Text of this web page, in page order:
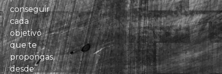
conseguir
cada
objetivo
que te
propongas,
desde